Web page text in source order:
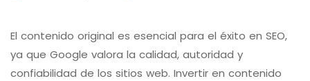
El contenido original es esencial para el éxito en SEO,
ya que Google valora la calidad, autoridad y
confiabilidad de los sitios web. Invertir en contenido